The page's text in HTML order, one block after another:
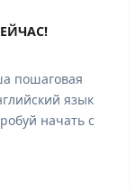
пошаговая
язык
начать с